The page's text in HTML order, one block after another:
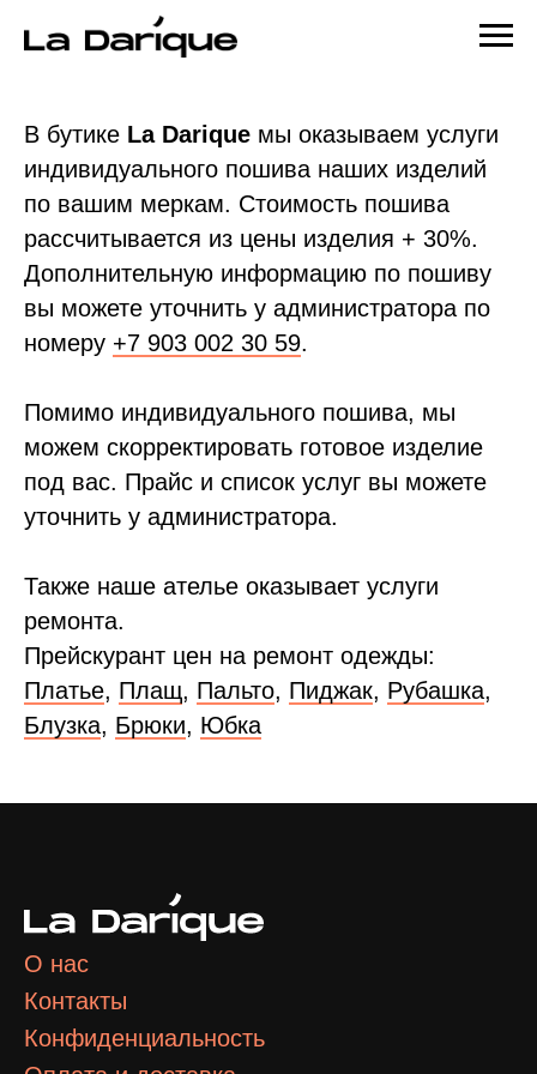
В бутике La Darique мы оказываем услуги
индивидуального пошива наших изделий
по вашим меркам. Стоимость пошива
рассчитывается из цены изделия + 30%.
Дополнительную информацию по пошиву
вы можете уточнить у администратора по
номеру +7 903 002 30 59.
Помимо индивидуального пошива, мы
можем скорректировать готовое изделие
под вас. Прайс и список услуг вы можете
уточнить у администратора.
Также наше ателье оказывает услуги
ремонта.
Прейскурант цен на ремонт одежды:
Платье, Плащ, Пальто, Пиджак, Рубашка,
Блузка, Брюки, Юбка
О нас
Контакты
Конфиденциальность